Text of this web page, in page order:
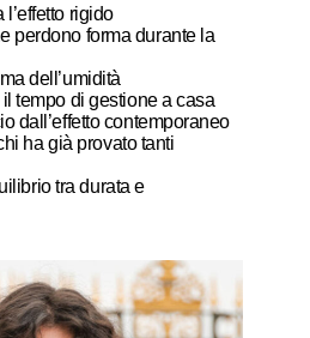
l’effetto rigido
perdono forma durante la
dell’umidità
il tempo di gestione a casa
dall’effetto contemporaneo
ha già provato tanti
tra durata e